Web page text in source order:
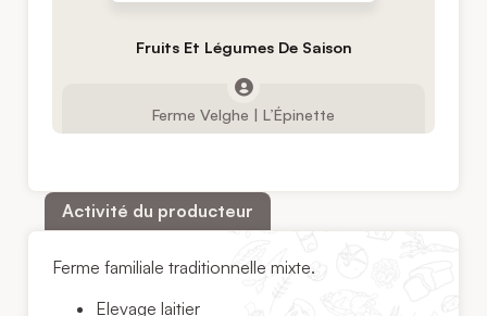
Fruits Et Légumes De Saison
Ferme Velghe | L’Épinette
Activité du producteur
Ferme familiale traditionnelle mixte.
Elevage laitier